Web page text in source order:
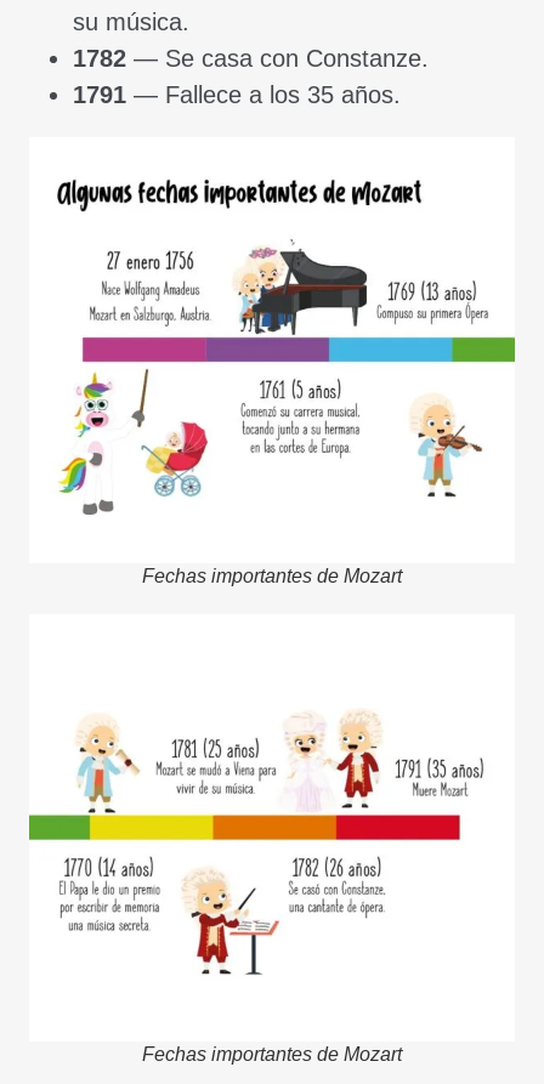
su música.
1782 — Se casa con Constanze.
1791 — Fallece a los 35 años.
Fechas importantes de Mozart
Fechas importantes de Mozart